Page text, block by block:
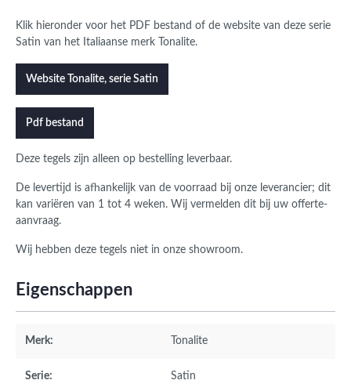
Klik hieronder voor het PDF bestand of de website van deze serie
Satin van het Italiaanse merk Tonalite.
Website Tonalite, serie Satin
Pdf bestand
Deze tegels zijn alleen op bestelling leverbaar.
De levertijd is afhankelijk van de voorraad bij onze leverancier; dit
kan variëren van 1 tot 4 weken. Wij vermelden dit bij uw offerte-
aanvraag.
Wij hebben deze tegels niet in onze showroom.
Eigenschappen
Merk: Tonalite
Serie: Satin